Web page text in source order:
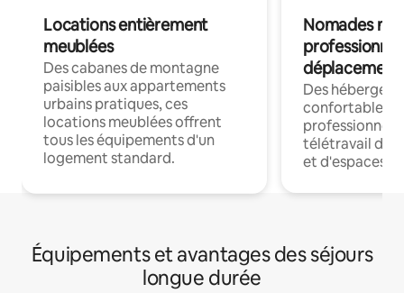
Locations entièrement
meublées
Des cabanes de montagne
paisibles aux appartements
urbains pratiques, ces
locations meublées offrent
tous les équipements d'un
logement standard.
Nomades
déplacement
Des
confortables
professionnels
télétravail
et d'espaces
Équipements et avantages des séjours
longue durée